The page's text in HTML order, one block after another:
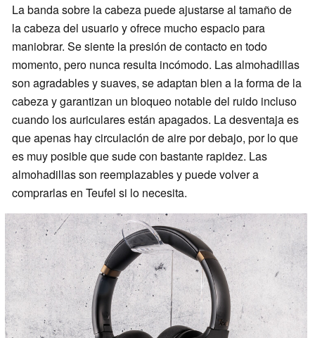
La banda sobre la cabeza puede ajustarse al tamaño de
la cabeza del usuario y ofrece mucho espacio para
maniobrar. Se siente la presión de contacto en todo
momento, pero nunca resulta incómodo. Las almohadillas
son agradables y suaves, se adaptan bien a la forma de la
cabeza y garantizan un bloqueo notable del ruido incluso
cuando los auriculares están apagados. La desventaja es
que apenas hay circulación de aire por debajo, por lo que
es muy posible que sude con bastante rapidez. Las
almohadillas son reemplazables y puede volver a
comprarlas en Teufel si lo necesita.